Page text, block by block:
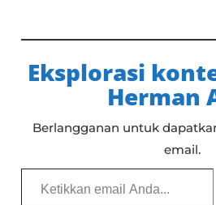
Eksplorasi
Herman
Berlangganan untuk
email.
Ketikkan email Anda...